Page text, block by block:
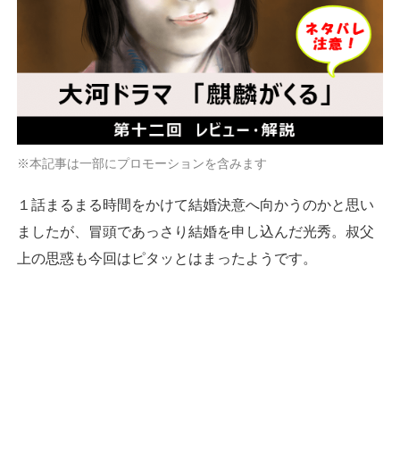
※本記事は一部にプロモーションを含みます
１話まるまる時間をかけて結婚決意へ向かうのかと思い
ましたが、冒頭であっさり結婚を申し込んだ光秀。叔父
上の思惑も今回はピタッとはまったようです。